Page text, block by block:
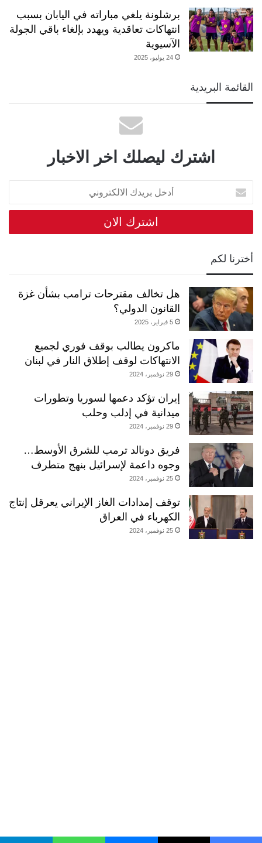
برشلونة يلغي مباراته في اليابان بسبب
انتهاكات تعاقدية ويهدد بإلغاء باقي الجولة
الآسيوية
24 يوليو، 2025
القائمة البريدية
اشترك ليصلك اخر الاخبار
أدخل
بريدك
الالكتروني
أخترنا لكم
هل تخالف مقترحات ترامب بشأن غزة
القانون الدولي؟
5 فبراير، 2025
ماكرون يطالب بوقف فوري لجميع
الانتهاكات لوقف إطلاق النار في لبنان
29 نوفمبر، 2024
إيران تؤكد دعمها لسوريا وتطورات
ميدانية في إدلب وحلب
29 نوفمبر، 2024
فريق دونالد ترمب للشرق الأوسط…
وجوه داعمة لإسرائيل بنهج متطرف
25 نوفمبر، 2024
توقف إمدادات الغاز الإيراني يعرقل إنتاج
الكهرباء في العراق
25 نوفمبر، 2024